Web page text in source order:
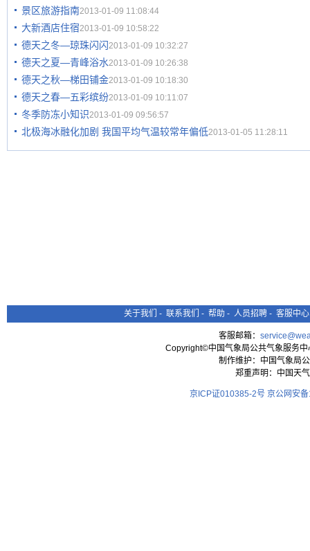
景区旅游指南2013-01-09 11:08:44
大新酒店住宿2013-01-09 10:58:22
德天之冬—琼珠闪闪2013-01-09 10:32:27
德天之夏—青峰浴水2013-01-09 10:26:38
德天之秋—梯田铺金2013-01-09 10:18:30
德天之春—五彩缤纷2013-01-09 10:11:07
冬季防冻小知识2013-01-09 09:56:57
北极海冰融化加剧 我国平均气温较常年偏低2013-01-05 11:28:11
关于我们 - 联系我们 - 帮助 - 人员招聘 - 客服中心
客服邮箱：
Copyright©中国气象局公共气象服务
制作维护：中国气象局
郑重声明：中国天
京ICP证010385-2号 京公网安